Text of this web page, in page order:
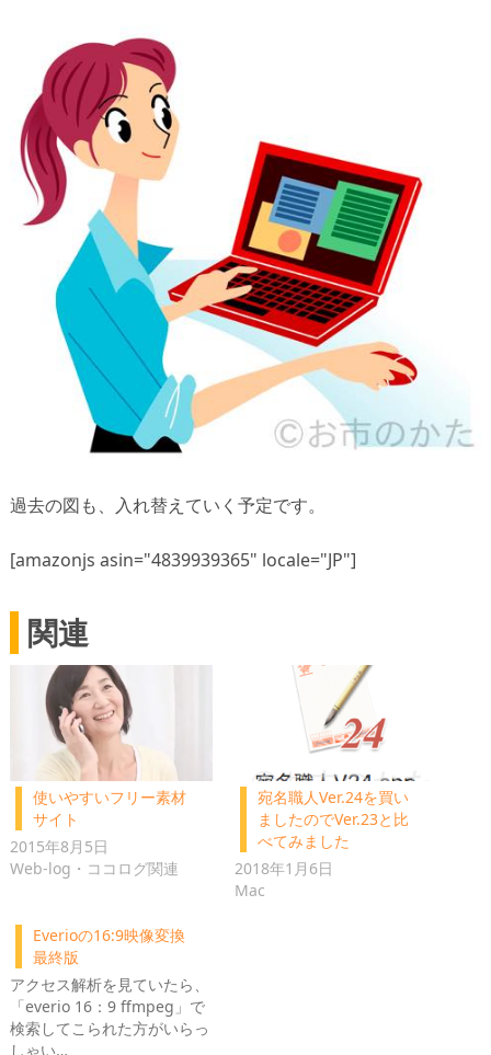
過去の図も、入れ替えていく予定です。
[amazonjs asin="4839939365" locale="JP"]
関連
使いやすいフリー素材
サイト
2015年8月5日
Web-log・ココログ関連
宛名職人Ver.24を買い
ましたのでVer.23と比
べてみました
2018年1月6日
Mac
Everioの16:9映像変換
最終版
アクセス解析を見ていたら、
「everio 16：9 ffmpeg」で
検索してこられた方がいらっ
しゃい…